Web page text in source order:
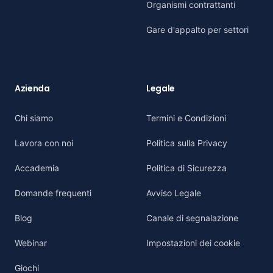
Organismi contrattanti
Gare d'appalto per settori
Azienda
Chi siamo
Lavora con noi
Accademia
Domande frequenti
Blog
Webinar
Giochi
Legale
Termini e Condizioni
Politica sulla Privacy
Politica di Sicurezza
Avviso Legale
Canale di segnalazione
Impostazioni dei cookie